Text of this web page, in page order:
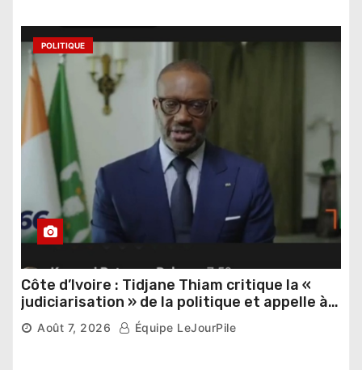
POLITIQUE
Côte d’Ivoire : Tidjane Thiam critique la «
judiciarisation » de la politique et appelle à
poursuivre l’apaisement
Août 7, 2026 Équipe LeJourPile